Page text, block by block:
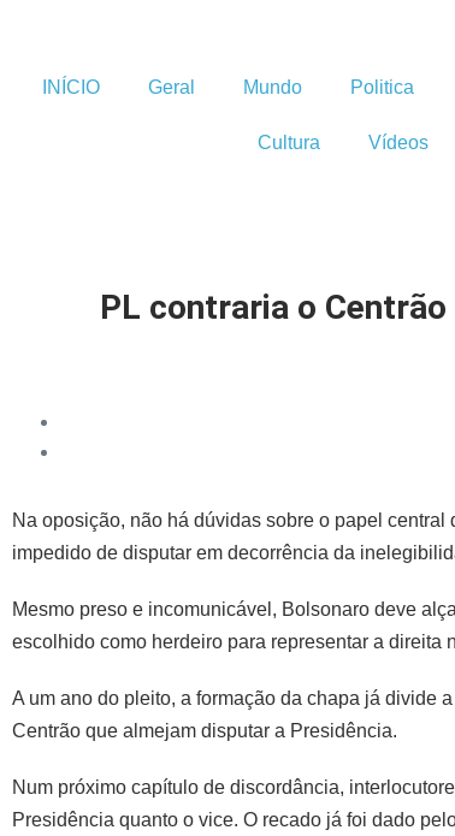
INÍCIO Geral Mundo Politica
Cultura Vídeos
PL contraria o
Na oposição, não há dúvidas sobre o papel
impedido de disputar em decorrência da
Mesmo preso e incomunicável, Bolsonaro deve
escolhido como herdeiro para representar a direita
A um ano do pleito, a formação da chapa já divide
Centrão que almejam disputar a Presidência.
Num próximo capítulo de discordância,
Presidência quanto o vice. O recado já foi dado